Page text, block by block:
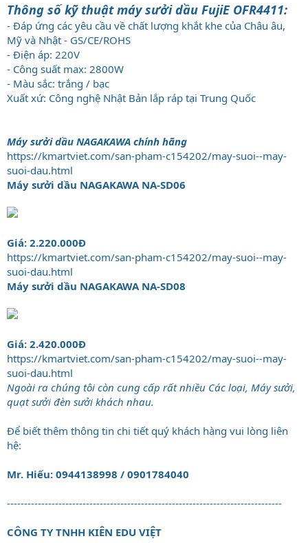
Thông số kỹ thuật máy sưởi dầu FujiE OFR4411:
- Đáp ứng các yêu cầu về chất lượng khắt khe của Châu âu,
Mỹ và Nhật - GS/CE/ROHS
- Điện áp: 220V
- Công suất max: 2800W
- Màu sắc: trắng / bạc
Xuất xứ: Công nghệ Nhật Bản lắp ráp tại Trung Quốc
Máy sưởi dầu NAGAKAWA chính hãng
https://kmartviet.com/san-pham-c154202/may-suoi--may-
suoi-dau.html
Máy sưởi dầu NAGAKAWA NA-SD06
Giá: 2.220.000Đ
https://kmartviet.com/san-pham-c154202/may-suoi--may-
suoi-dau.html
Máy sưởi dầu NAGAKAWA NA-SD08
Giá: 2.420.000Đ
https://kmartviet.com/san-pham-c154202/may-suoi--may-
suoi-dau.html
Ngoài ra chúng tôi còn cung cấp rất nhiều Các loại, Máy sưởi,
quạt sưởi đèn sưởi khách nhau.
Để biết thêm thông tin chi tiết quý khách hàng vui lòng liên
hệ:
Mr. Hiếu: 0944138998 / 0901784040
--------------------------------------------------------------------------------
CÔNG TY TNHH KIÊN EDU VIỆT